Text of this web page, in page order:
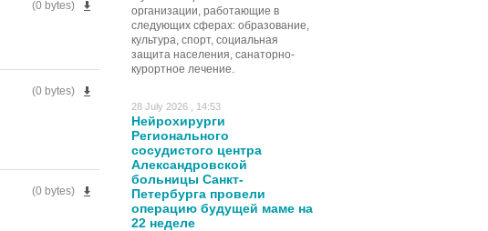
организации, работающие в
следующих сферах: образование,
культура, спорт, социальная
защита населения, санаторно-
курортное лечение.
28 July 2026 , 14:53
Нейрохирурги
Регионального
сосудистого центра
Александровской
больницы Санкт-
Петербурга провели
операцию будущей маме на
22 неделе
(0 bytes)
(0 bytes)
(0 bytes)